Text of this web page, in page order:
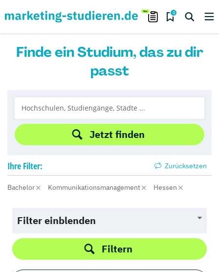
0
Finde ein Studium, das zu dir
passt
Jetzt finden
Ihre Filter: Zurücksetzen
Bachelor Kommunikationsmanagement Hessen
Filter einblenden
Filtern